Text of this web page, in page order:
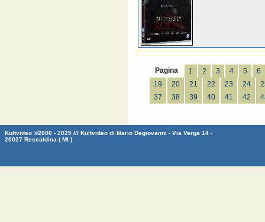
Pagina 1 2 3 4 5
6
19
20 21 22 23 24
37
38 39 40 41 42
Kultvideo ©2000 - 2025 /// Kultvideo di Mario Degiovanni - Via Verga 14 -
20027 Rescaldina ( MI )